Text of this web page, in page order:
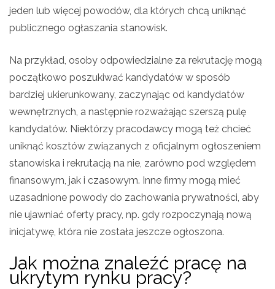
jeden lub więcej powodów, dla których chcą uniknąć
publicznego ogłaszania stanowisk.
Na przykład, osoby odpowiedzialne za rekrutację mogą
początkowo poszukiwać kandydatów w sposób
bardziej ukierunkowany, zaczynając od kandydatów
wewnętrznych, a następnie rozważając szerszą pulę
kandydatów. Niektórzy pracodawcy mogą też chcieć
uniknąć kosztów związanych z oficjalnym ogłoszeniem
stanowiska i rekrutacją na nie, zarówno pod względem
finansowym, jak i czasowym. Inne firmy mogą mieć
uzasadnione powody do zachowania prywatności, aby
nie ujawniać oferty pracy, np. gdy rozpoczynają nową
inicjatywę, która nie została jeszcze ogłoszona.
Jak można znaleźć pracę na
ukrytym rynku pracy?